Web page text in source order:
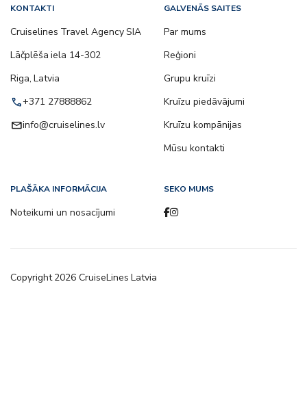
KONTAKTI
Cruiselines Travel Agency SIA
Lāčplēša iela 14-302
Riga, Latvia
call+371 27888862
emailinfo@cruiselines.lv
GALVENĀS SAITES
Par mums
Reģioni
Grupu kruīzi
Kruīzu piedāvājumi
Kruīzu kompānijas
Mūsu kontakti
PLAŠĀKA INFORMĀCIJA
Noteikumi un nosacījumi
SEKO MUMS
Copyright2026 CruiseLines Latvia